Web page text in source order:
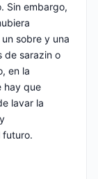
Sin embargo,
sobre y una
de sarazin o
en la
hay que
lavar la
futuro.